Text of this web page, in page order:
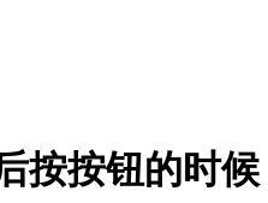
按按钮的时